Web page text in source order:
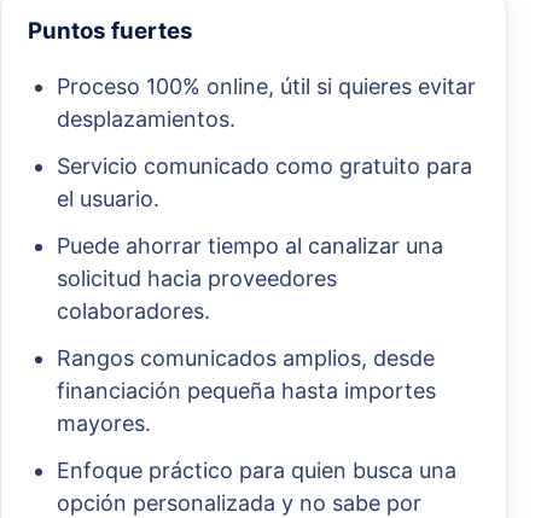
Puntos fuertes
Proceso 100% online, útil si quieres evitar
desplazamientos.
Servicio comunicado como gratuito para
el usuario.
Puede ahorrar tiempo al canalizar una
solicitud hacia proveedores
colaboradores.
Rangos comunicados amplios, desde
financiación pequeña hasta importes
mayores.
Enfoque práctico para quien busca una
opción personalizada y no sabe por